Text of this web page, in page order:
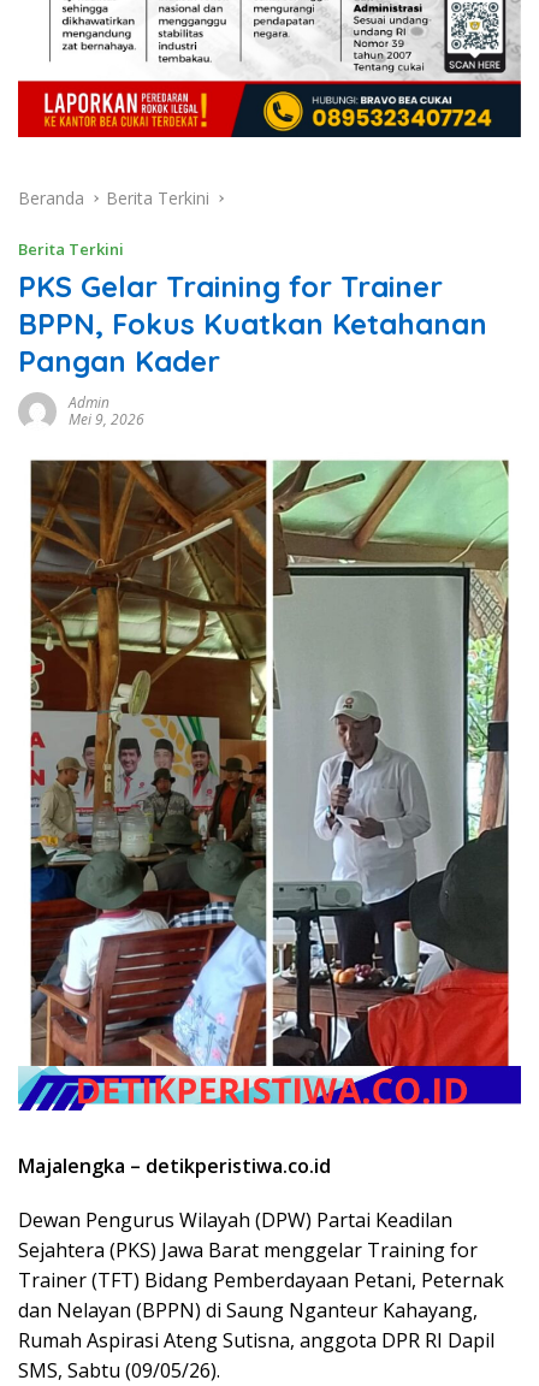
Beranda Berita Terkini
Berita Terkini
PKS Gelar Training for Trainer
BPPN, Fokus Kuatkan Ketahanan
Pangan Kader
Admin
Mei 9, 2026
Majalengka – detikperistiwa.co.id
Dewan Pengurus Wilayah (DPW) Partai Keadilan
Sejahtera (PKS) Jawa Barat menggelar Training for
Trainer (TFT) Bidang Pemberdayaan Petani, Peternak
dan Nelayan (BPPN) di Saung Nganteur Kahayang,
Rumah Aspirasi Ateng Sutisna, anggota DPR RI Dapil
SMS, Sabtu (09/05/26).